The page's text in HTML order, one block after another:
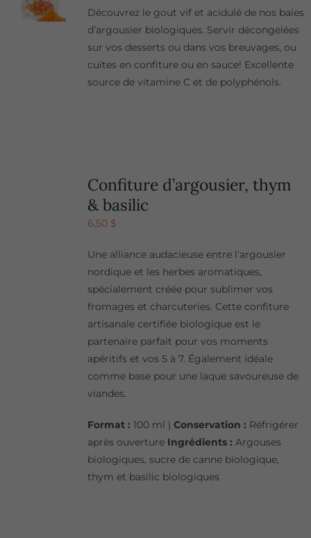
Découvrez le gout vif et acidulé de nos baies
d’argousier biologiques. Servir décongelées
sur vos desserts ou dans vos breuvages, ou
cuites en confiture ou en sauce! Excellente
source de vitamine C et de polyphénols.
Confiture d’argousier, thym
& basilic
6,50 $
Une alliance audacieuse entre l'argousier
nordique et les herbes aromatiques,
spécialement créée pour sublimer vos
fromages et charcuteries. Cette confiture
artisanale certifiée biologique est le
partenaire parfait pour vos moments
apéritifs et vos 5 à 7. Également idéale
comme base pour une laque savoureuse de
viandes.
Format : 100 ml | Conservation : Réfrigérer
après ouverture Ingrédients : Argouses
biologiques, sucre de canne biologique,
thym et basilic biologiques